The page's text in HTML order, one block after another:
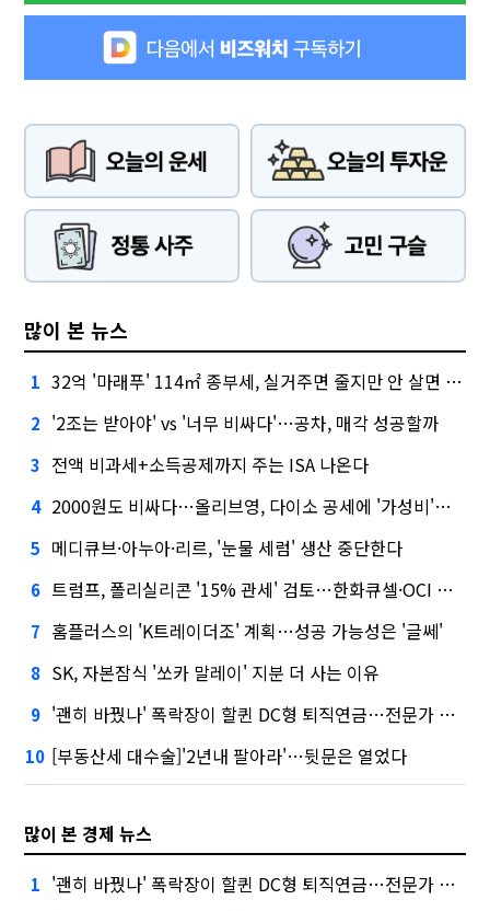
많이 본 뉴스
1 32억 '마래푸' 114㎡ 종부세, 실거주면 줄지만 안 살면 2.5배
2 '2조는 받아야' vs '너무 비싸다'…공차, 매각 성공할까
3 전액 비과세+소득공제까지 주는 ISA 나온다
4 2000원도 비싸다…올리브영, 다이소 공세에 '가성비'로 맞불
5 메디큐브·아누아·리르, '눈물 세럼' 생산 중단한다
6 트럼프, 폴리실리콘 '15% 관세' 검토…한화큐셀·OCI 영향은?
7 홈플러스의 'K트레이더조' 계획…성공 가능성은 '글쎄'
8 SK, 자본잠식 '쏘카 말레이' 지분 더 사는 이유
9 '괜히 바꿨나' 폭락장이 할퀸 DC형 퇴직연금…전문가 조언은
10 [부동산세 대수술]'2년내 팔아라'…뒷문은 열었다
많이 본 경제 뉴스
1 '괜히 바꿨나' 폭락장이 할퀸 DC형 퇴직연금…전문가 조언은